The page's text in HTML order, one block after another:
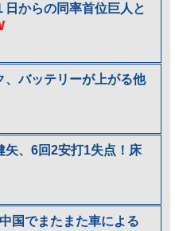
からの同率首位巨人と
、バッテリーが上がる他
矢、6回2安打1失点！床
国でまたまた車による